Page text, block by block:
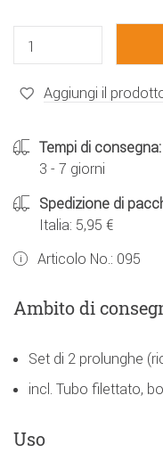
Aggiungi il
Tempi di consegna:
3 - 7 giorni
Spedizione di
Italia: 5,95 €
Articolo No.: 095
Ambito di
Set di 2 prolunghe
incl. Tubo filettato,
Uso